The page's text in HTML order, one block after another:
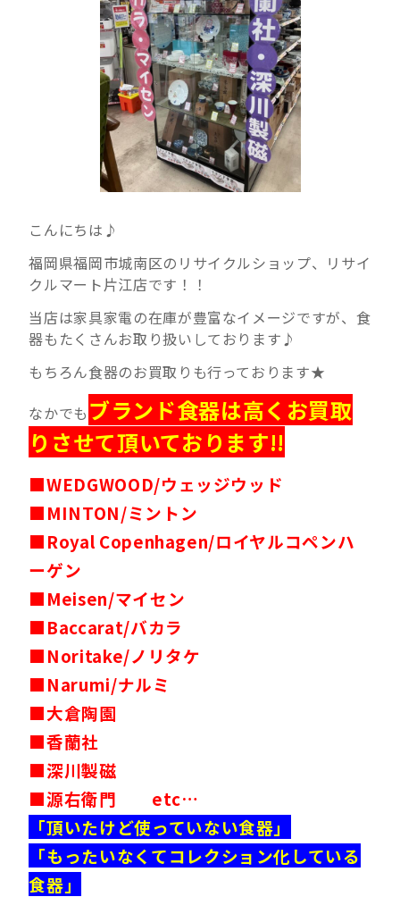
こんにちは♪
福岡県福岡市城南区のリサイクルショップ、リサイ
クルマート片江店です！！
当店は家具家電の在庫が豊富なイメージですが、食
器もたくさんお取り扱いしております♪
もちろん食器のお買取りも行っております★
なかでも ブランド食器は高くお買取
りさせて頂いております!!
■WEDGWOOD/ウェッジウッド
■MINTON/ミントン
■Royal Copenhagen/ロイヤルコペンハ
ーゲン
■Meisen/マイセン
■Baccarat/バカラ
■Noritake/ノリタケ
■Narumi/ナルミ
■大倉陶園
■香蘭社
■深川製磁
■源右衛門 etc…
「頂いたけど使っていない食器」
「もったいなくてコレクション化している
食器」